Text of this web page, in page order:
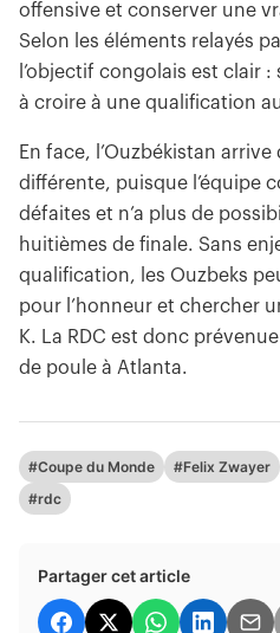
offensive et conserver une
Selon les éléments relayés
l’objectif congolais est clair
à croire à une qualification
En face, l’Ouzbékistan
différente, puisque l’équipe
défaites et n’a plus de
huitièmes de finale. Sans
qualification, les Ouzbeks
pour l’honneur et chercher
K. La RDC est donc
de poule à Atlanta.
#Coupe du Monde #Felix Zwayer
#rdc
Partager cet article